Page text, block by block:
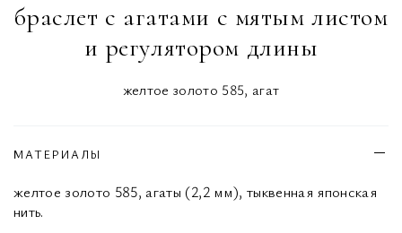
браслет с агатами с мятым листом
и регулятором длины
желтое золото 585, агат
МАТЕРИАЛЫ
желтое золото 585, агаты (2,2 мм), тыквенная японская
нить.